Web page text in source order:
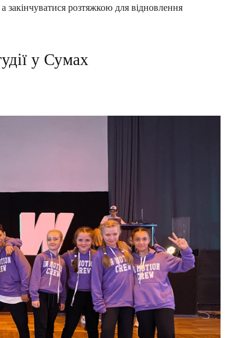
а закінчуватися розтяжкою для відновлення
у Сумах